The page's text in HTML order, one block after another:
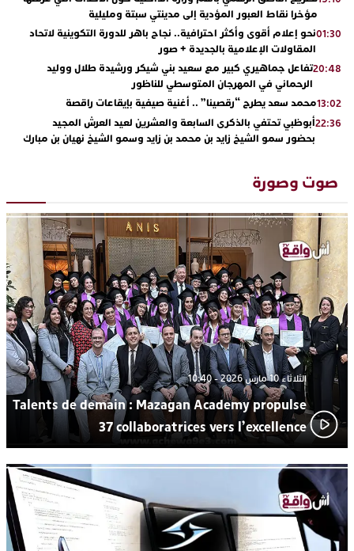
مؤخرا نقاط العبور المؤدية إلى مدينتي سبتة ومليلية
01:30نحو إعلام أقوى وأكثر احترافية.. نجاح باهر للدورة التكوينية لاتحاد
المقاولات الإعلامية بالجديدة + صور
20:48تفاعل جماهيري كبير مع سعيد بني شيكر ورشيدة طلال ووليد
الرحماني في المهرجان المتوسطي للناظور
13:02محمد سعد يطرح “رقصينا” .. أغنية صيفية بإيقاعات راقصة
22:36أبوظبي تحتفي بالذكرى السابعة والعشرين لعيد العرش المجيد
بحضور سمو الشيخ زايد بن محمد بن زايد وسمو الشيخ نهيان بن مبارك
“كوفرة فالغيس”
19:11يقظة أمنية تنهي كابوس الفتاة القاصر: كواليس مثيرة لعملية تحرير
17:27 اتحاد المقاولات الإعلامية يقود قاطرة التكوين بالجديدة ويستضيف
الإعلامي سعيد بلفقير في دورة استثنائية
23:18ترسيخا لثقافة ترشيد الموارد المائية.. اختتام فعاليات النسخة الثانية
من “القرية الذكية للماء” بمركز الاصطياف ببوزنيقة
صوت وصورة
الثلاثاء 10 مارس 2026 - 10:40
Talents de demain : Mazagan Academy propulse
37 collaboratrices vers l’excellence